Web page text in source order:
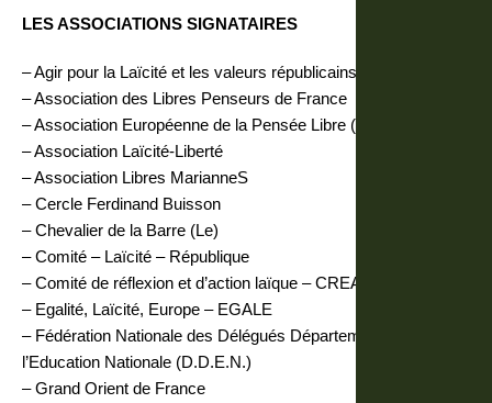
LES ASSOCIATIONS SIGNATAIRES
– Agir pour la Laïcité et les valeurs républicains
– Association des Libres Penseurs de France
– Association Européenne de la Pensée Libre (A.E.P.L.)
– Association Laïcité-Liberté
– Association Libres MarianneS
– Cercle Ferdinand Buisson
– Chevalier de la Barre (Le)
– Comité – Laïcité – République
– Comité de réflexion et d’action laïque – CREAL76
– Egalité, Laïcité, Europe – EGALE
– Fédération Nationale des Délégués Départementaux de
l’Education Nationale (D.D.E.N.)
– Grand Orient de France